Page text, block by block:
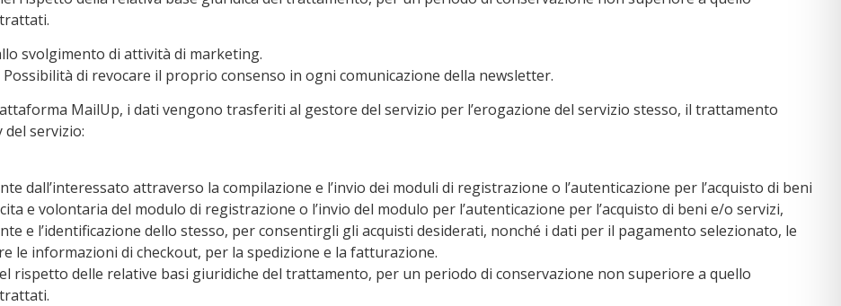
svolgimento di attività di marketing.
di revocare il proprio consenso in ogni comunicazione della newsletter.
MailUp, i dati vengono trasferiti al gestore del servizio per l’erogazione del servizio stesso, il trattamento
del servizio:
dall’interessato attraverso la compilazione e l’invio dei moduli di registrazione o l’autenticazione per l’acquisto di beni
e volontaria del modulo di registrazione o l’invio del modulo per l’autenticazione per l’acquisto di beni e/o servizi,
e l’identificazione dello stesso, per consentirgli gli acquisti desiderati, nonché i dati per il pagamento selezionato, le
informazioni di checkout, per la spedizione e la fatturazione.
rispetto delle relative basi giuridiche del trattamento, per un periodo di conservazione non superiore a quello